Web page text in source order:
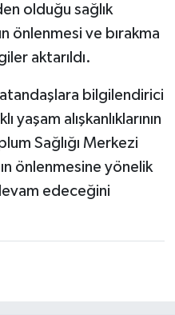
olduğu sağlık
önlenmesi ve bırakma
aktarıldı.
bilgilendirici
yaşam alışkanlıklarının
Sağlığı Merkezi
önlenmesine yönelik
edeceğini